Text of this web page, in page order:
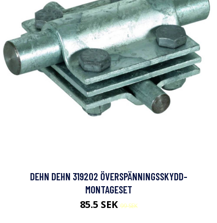
DEHN DEHN 319202 ÖVERSPÄNNINGSSKYDD-
MONTAGESET
85.5 SEK99 SEK